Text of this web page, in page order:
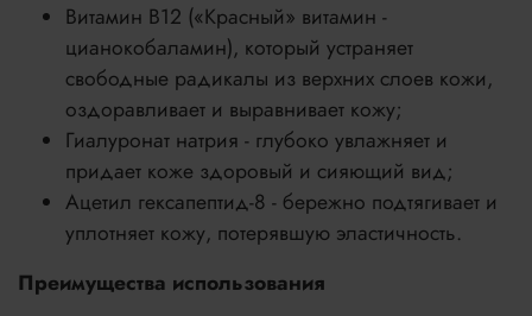
Витамин В12 («Красный» витамин -
цианокобаламин), который устраняет
свободные радикалы из верхних слоев кожи,
оздоравливает и выравнивает кожу;
Гиалуронат натрия - глубоко увлажняет и
придает коже здоровый и сияющий вид;
Ацетил гексапептид-8 - бережно подтягивает и
уплотняет кожу, потерявшую эластичность.
Преимущества использования